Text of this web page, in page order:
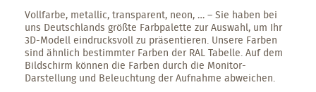
Vollfarbe, metallic, transparent, neon, … – Sie haben bei
uns Deutschlands größte Farbpalette zur Auswahl, um Ihr
3D-Modell eindrucksvoll zu präsentieren. Unsere Farben
sind ähnlich bestimmter Farben der RAL Tabelle. Auf dem
Bildschirm können die Farben durch die Monitor-
Darstellung und Beleuchtung der Aufnahme abweichen.